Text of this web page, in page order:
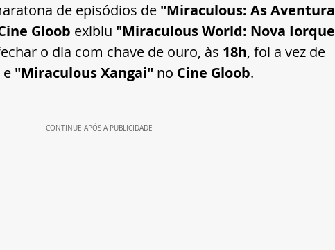
de episódios de "Miraculous: As
Gloob exibiu "Miraculous World: Nova
o dia com chave de ouro, às 18h, foi a vez de
e "Miraculous Xangai" no Cine Gloob.
CONTINUE APÓS A PUBLICIDADE